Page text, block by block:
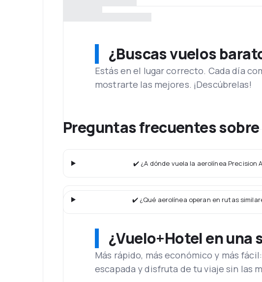
¿Buscas vuelos
Estás en el lugar correcto. Cada día
mostrarte las mejores. ¡Descúbrelas!
Preguntas frecuentes
✔️ ¿A dónde vuela la aerolínea Precision
✔️ ¿Qué aerolínea operan en rutas
¿Vuelo+Hotel en una
Más rápido, más económico y más
escapada y disfruta de tu viaje sin las